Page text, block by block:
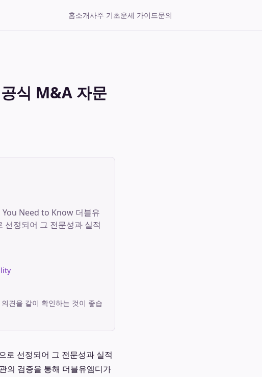
홈소개사주 기초운세 가이드문의
식 M&A 자문
Need to Know 더블유
선정되어 그 전문성과 실적
견을 같이 확인하는 것이 좋습
로 선정되어 그 전문성과 실적
의 검증을 통해 더블유엠디가